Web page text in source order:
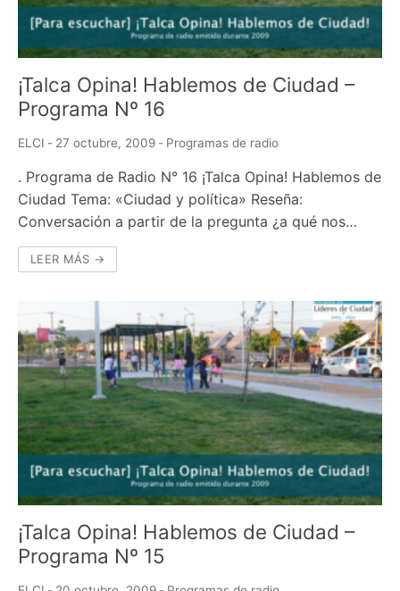
¡Talca Opina! Hablemos de Ciudad –
Programa Nº 16
ELCI - 27 octubre, 2009 - Programas de radio
. Programa de Radio N° 16 ¡Talca Opina! Hablemos de
Ciudad Tema: «Ciudad y política» Reseña:
Conversación a partir de la pregunta ¿a qué nos…
LEER MÁS →
¡Talca Opina! Hablemos de Ciudad –
Programa Nº 15